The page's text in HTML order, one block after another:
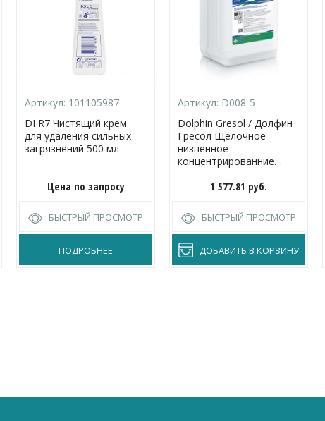
Артикул: 101105987
DI R7 Чистящий крем
для удаления сильных
загрязнений 500 мл
Цена по запросу
БЫСТРЫЙ ПРОСМОТР
ПОДРОБНЕЕ
Артикул: D008-5
Dolphin Gresol / Долфин
Гресол Щелочное
низпенное
концентрированние
переодической и
полов от технических
загрязнений
1 577.81 руб.
БЫСТРЫЙ ПРОСМОТР
ДОБАВИТЬ В КОРЗИНУ